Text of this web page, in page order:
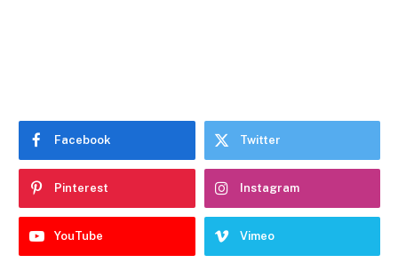
Facebook Twitter
Pinterest Instagram
YouTube Vimeo